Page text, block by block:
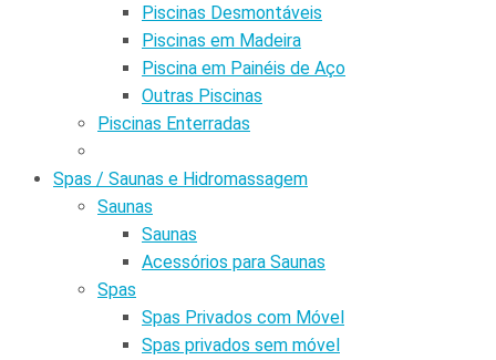
Piscinas Desmontáveis
Piscinas em Madeira
Piscina em Painéis de Aço
Outras Piscinas
Piscinas Enterradas
Spas / Saunas e Hidromassagem
Saunas
Saunas
Acessórios para Saunas
Spas
Spas Privados com Móvel
Spas privados sem móvel